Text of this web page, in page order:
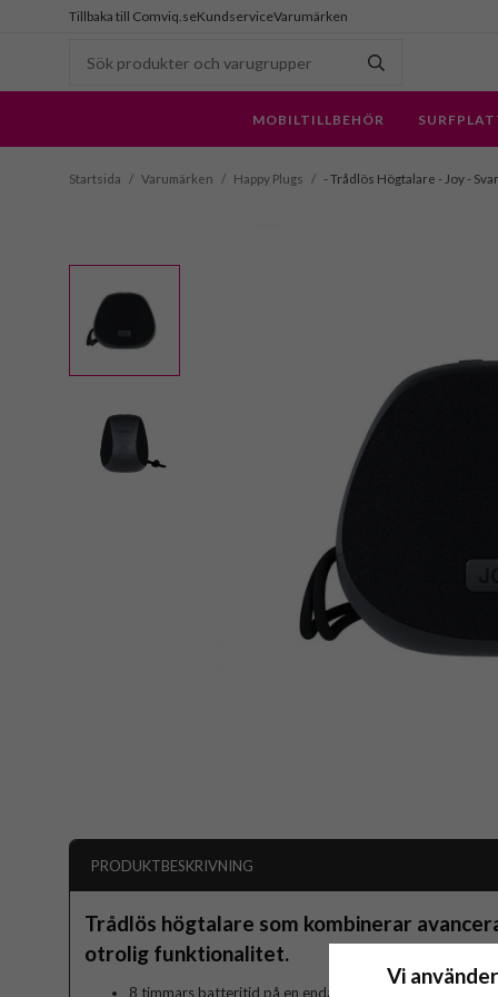
Tillbaka till Comviq.seKundserviceVarumärken
MOBILTILLBEHÖR
Startsida / Varumärken / Happy Plugs / - Trådlös Högtalare - Joy -
PRODUKTBESKRIVNING
Trådlös högtalare som kombinerar
otrolig funktionalitet.
8 timmars batteritid på en enda laddning
Vi